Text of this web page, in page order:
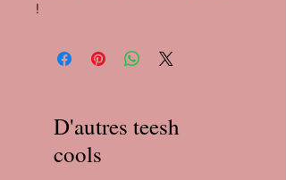
!
D'autres teesh
cools